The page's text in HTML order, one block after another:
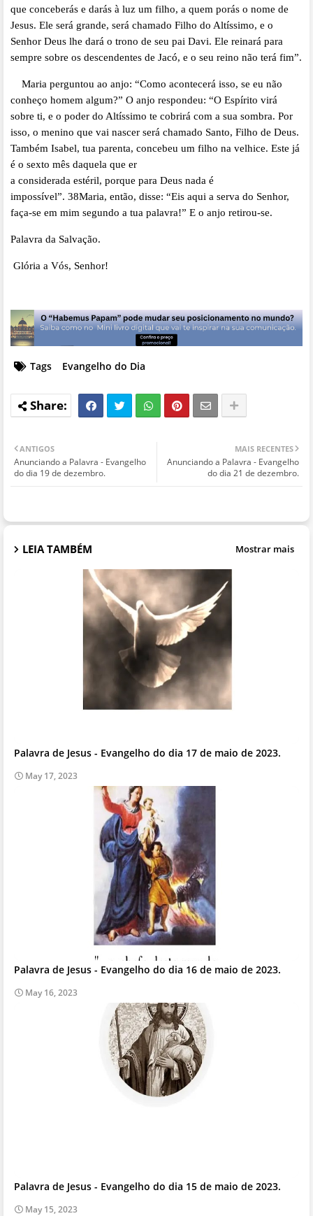
que conceberás e darás à luz um filho, a quem porás o nome de
Jesus. Ele será grande, será chamado Filho do Altíssimo, e o
Senhor Deus lhe dará o trono de seu pai Davi. Ele reinará para
sempre sobre os descendentes de Jacó, e o seu reino não terá fim”.
Maria perguntou ao anjo: “Como acontecerá isso, se eu não
conheço homem algum?” O anjo respondeu: “O Espírito virá
sobre ti, e o poder do Altíssimo te cobrirá com a sua sombra. Por
isso, o menino que vai nascer será chamado Santo, Filho de Deus.
Também Isabel, tua parenta, concebeu um filho na velhice. Este já
é o sexto mês daquela que er
a considerada estéril, porque para Deus nada é
impossível”. 38Maria, então, disse: “Eis aqui a serva do Senhor,
faça-se em mim segundo a tua palavra!” E o anjo retirou-se.
Palavra da Salvação.
Glória a Vós, Senhor!
Tags Evangelho do Dia
MAIS RECENTES
Anunciando a Palavra - Evangelho
do dia 21 de dezembro.
ANTIGOS
Anunciando a Palavra - Evangelho
do dia 19 de dezembro.
LEIA TAMBÉM Mostrar mais
Palavra de Jesus - Evangelho do dia 17 de maio de 2023.
May 17, 2023
Palavra de Jesus - Evangelho do dia 16 de maio de 2023.
May 16, 2023
Palavra de Jesus - Evangelho do dia 15 de maio de 2023.
May 15, 2023